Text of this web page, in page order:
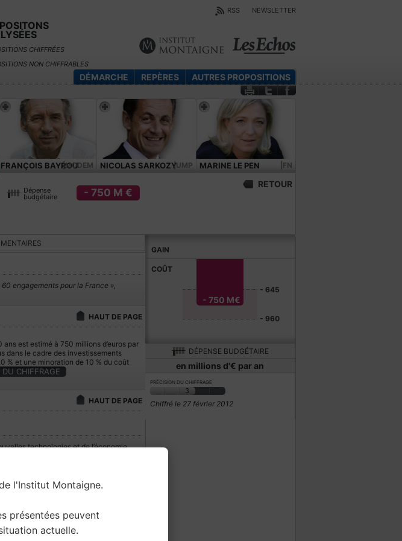
RSS NEWSLETTER
CHIFFRÉES
NON CHIFFRABLES
DÉMARCHE REPÈRES AUTRES PROPOSITIONS
FRANÇOIS BAYROU|MODEM NICOLAS SARKOZY|UMP MARINE LE PEN |FN
Dépense
budgétaire - 750 M €
RETOUR
GAIN
- 750 M€
- 645
- 960
COÛT
DÉPENSE BUDGÉTAIRE
en millions d'€ par an
PRÉCISION DU CHIFFRAGE
3
Chiffré le 27 février 2012
60 engagements pour la France »,
HAUT DE PAGE
est estimé à 750 millions d’euros par
dans le cadre des investissements
% et une minoration de 10 % du coût
DU CHIFFRAGE
HAUT DE PAGE
technologies et de l’économie
créerons un opérateur national public
déploiement des infrastructures. Son
d’opérateurs privés à la
l'Institut Montaigne.
présentées peuvent
actuelle.